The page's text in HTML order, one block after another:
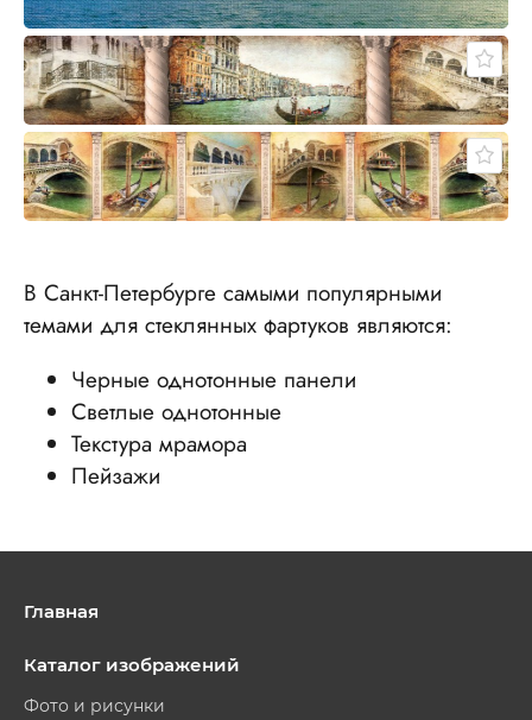
В Санкт-Петербурге самыми популярными
темами для стеклянных фартуков являются:
Черные однотонные панели
Светлые однотонные
Текстура мрамора
Пейзажи
Главная
Каталог изображений
Фото и рисунки